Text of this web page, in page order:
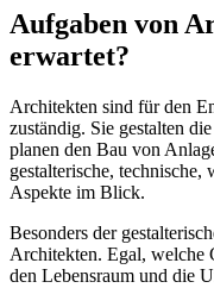
Aufgaben von
erwartet?
Architekten sind für den
zuständig. Sie gestalten
planen den Bau von
gestalterische,
Aspekte im Blick.
Besonders der
Architekten. Egal, welche
den Lebensraum und die